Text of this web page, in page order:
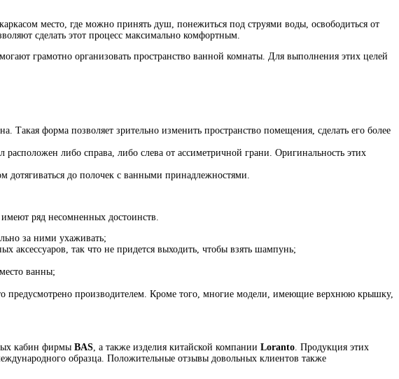
место, где можно принять душ, понежиться под струями воды, освободиться от
сделать этот процесс максимально комфортным.
грамотно организовать пространство ванной комнаты. Для выполнения этих целей
Такая форма позволяет зрительно изменить пространство помещения, сделать его более
расположен либо справа, либо слева от ассиметричной грани. Оригинальность этих
дотягиваться до полочек с ванными принадлежностями.
ряд несомненных достоинств.
за ними ухаживать;
аксессуаров, так что не придется выходить, чтобы взять шампунь;
ванны;
предусмотрено производителем. Кроме того, многие модели, имеющие верхнюю крышку,
кабин фирмы BAS , а также изделия китайской компании Loranto . Продукция этих
образца. Положительные отзывы довольных клиентов также